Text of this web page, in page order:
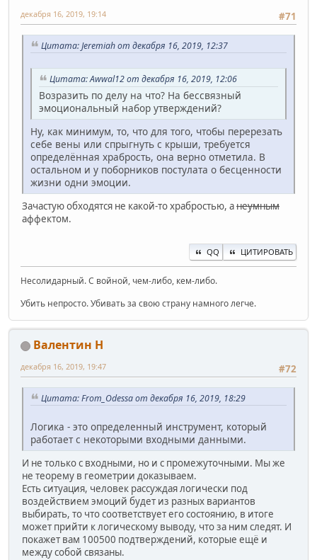
#71
декабря 16, 2019, 19:14
Цитата: Jeremiah от декабря 16, 2019, 12:37
Цитата: Awwal12 от декабря 16, 2019, 12:06
Возразить по делу на что? На бессвязный
эмоциональный набор утверждений?
Ну, как минимум, то, что для того, чтобы перерезать
себе вены или спрыгнуть с крыши, требуется
определённая храбрость, она верно отметила. В
остальном и у поборников постулата о бесценности
жизни одни эмоции.
Зачастую обходятся не какой-то храбростью, анеумным
аффектом.
QQ ЦИТИРОВАТЬ
Несолидарный. С войной, чем-либо, кем-либо.
Убить непросто. Убивать за свою страну намного легче.
Валентин Н
#72
декабря 16, 2019, 19:47
Цитата: From_Odessa от декабря 16, 2019, 18:29
Логика - это определенный инструмент, который
работает с некоторыми входными данными.
И не только с входными, но и с промежуточными. Мы же
не теорему в геометрии доказываем.
Есть ситуация, человек рассуждая логически под
воздействием эмоций будет из разных вариантов
выбирать, то что соответствует его состоянию, в итоге
может прийти к логическому выводу, что за ним следят. И
покажет вам 100500 подтверждений, которые ещё и
между собой связаны.